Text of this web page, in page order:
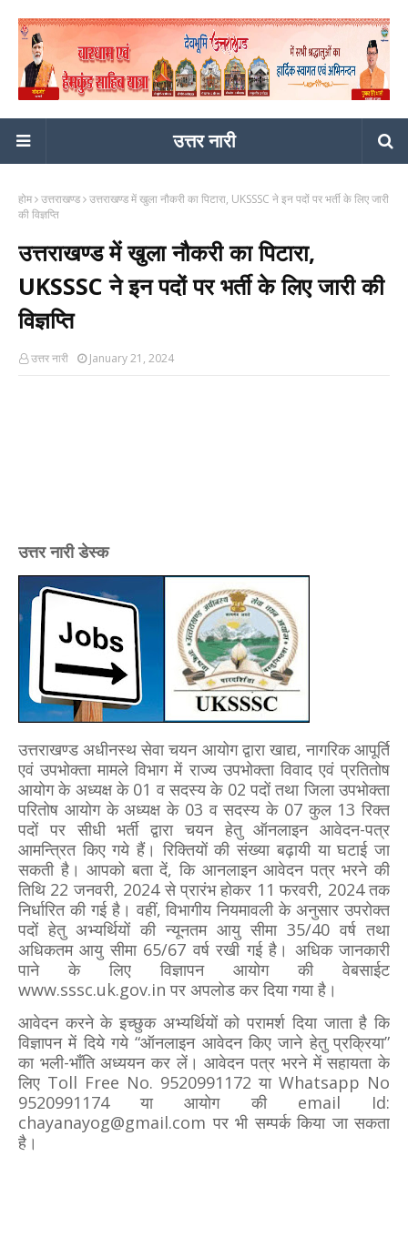
उत्तर नारी
होम उत्तराखण्ड उत्तराखण्ड में खुला नौकरी का पिटारा, UKSSSC ने इन पदों पर भर्ती के लिए जारी
की विज्ञप्ति
उत्तराखण्ड में खुला नौकरी का पिटारा,
UKSSSC ने इन पदों पर भर्ती के लिए जारी की
विज्ञप्ति
उत्तर नारी January 21, 2024
उत्तर नारी डेस्क
उत्तराखण्ड अधीनस्थ सेवा चयन आयोग द्वारा खाद्य, नागरिक आपूर्ति
एवं उपभोक्ता मामले विभाग में राज्य उपभोक्ता विवाद एवं प्रतितोष
आयोग के अध्यक्ष के 01 व सदस्य के 02 पदों तथा जिला उपभोक्ता
परितोष आयोग के अध्यक्ष के 03 व सदस्य के 07 कुल 13 रिक्त
पदों पर सीधी भर्ती द्वारा चयन हेतु ऑनलाइन आवेदन-पत्र
आमन्त्रित किए गये हैं। रिक्तियों की संख्या बढ़ायी या घटाई जा
सकती है। आपको बता दें, कि आनलाइन आवेदन पत्र भरने की
तिथि 22 जनवरी, 2024 से प्रारंभ होकर 11 फरवरी, 2024 तक
निर्धारित की गई है। वहीं, विभागीय नियमावली के अनुसार उपरोक्त
पदों हेतु अभ्यर्थियों की न्यूनतम आयु सीमा 35/40 वर्ष तथा
अधिकतम आयु सीमा 65/67 वर्ष रखी गई है। अधिक जानकारी
पाने के लिए विज्ञापन आयोग की वेबसाईट
www.sssc.uk.gov.in पर अपलोड कर दिया गया है।
आवेदन करने के इच्छुक अभ्यर्थियों को परामर्श दिया जाता है कि
विज्ञापन में दिये गये “ऑनलाइन आवेदन किए जाने हेतु प्रक्रिया”
का भली-भाँति अध्ययन कर लें। आवेदन पत्र भरने में सहायता के
लिए Toll Free No. 9520991172 या Whatsapp No
9520991174 या आयोग की email Id:
chayanayog@gmail.com पर भी सम्पर्क किया जा सकता
है।